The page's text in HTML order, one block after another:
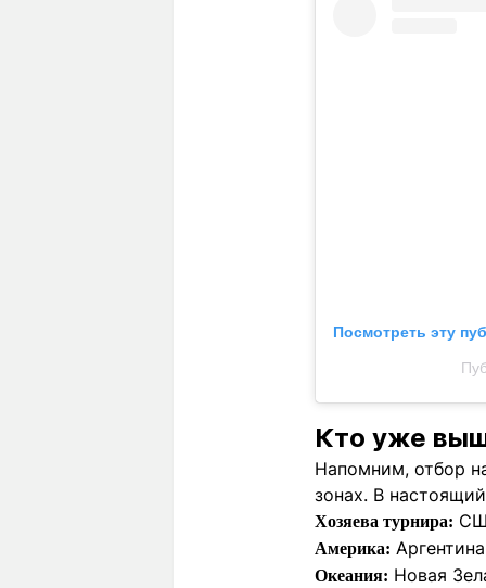
Посмотреть эту
Кто уже
Напомним, отбор
зонах. В
Хозяева турнира:
Америка:
Океания: Новая